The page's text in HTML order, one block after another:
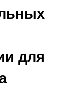
для